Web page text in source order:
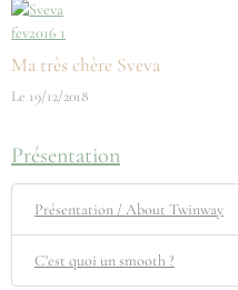
Ma très chère Sveva
Le 19/12/2018
Présentation
Présentation / About Twinway
C'est quoi un smooth ?